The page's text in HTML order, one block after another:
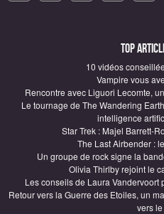
Top
10 vidéos
Vampire vous
Rencontre avec Liguori Lecomte,
Le tournage de The Wandering
intelligence
Star Trek : Majel Barrett-
The Last Airbender :
Un groupe de rock signe la
Olivia Thirlby rejoint le
Les conseils de Laura
Retour vers la Guerre des Etoiles, un
vers